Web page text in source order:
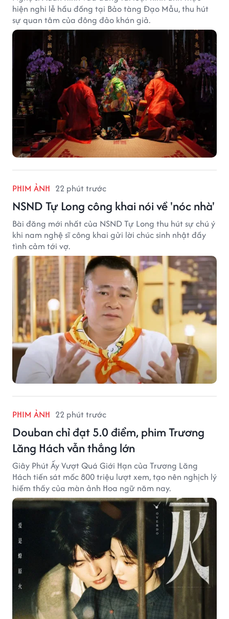
hiện nghi lễ hầu đồng tại Bảo tàng Đạo Mẫu, thu hút
sự quan tâm của đông đảo khán giả.
PHIM ẢNH 22 phút trước
NSND Tự Long công khai nói về 'nóc nhà'
Bài đăng mới nhất của NSND Tự Long thu hút sự chú ý
khi nam nghệ sĩ công khai gửi lời chúc sinh nhật đầy
tình cảm tới vợ.
PHIM ẢNH 22 phút trước
Douban chỉ đạt 5.0 điểm, phim Trương
Lăng Hách vẫn thắng lớn
Giây Phút Ấy Vượt Quá Giới Hạn của Trương Lăng
Hách tiến sát mốc 800 triệu lượt xem, tạo nên nghịch lý
hiếm thấy của màn ảnh Hoa ngữ năm nay.